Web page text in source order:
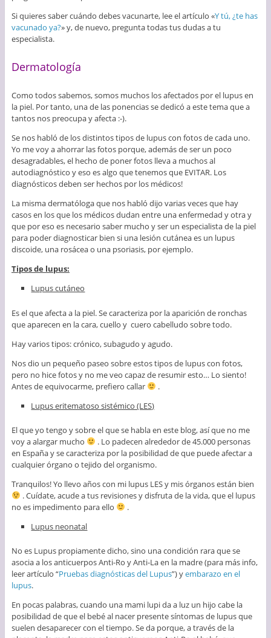
Si quieres saber cuándo debes vacunarte, lee el artículo «Y tú, ¿te has
vacunado ya?» y, de nuevo, pregunta todas tus dudas a tu
especialista.
Dermatología
Como todos sabemos, somos muchos los afectados por el lupus en
la piel. Por tanto, una de las ponencias se dedicó a este tema que a
tantos nos preocupa y afecta :-).
Se nos habló de los distintos tipos de lupus con fotos de cada uno.
Yo me voy a ahorrar las fotos porque, además de ser un poco
desagradables, el hecho de poner fotos lleva a muchos al
autodiagnóstico y eso es algo que tenemos que EVITAR. Los
diagnósticos deben ser hechos por los médicos!
La misma dermatóloga que nos habló dijo varias veces que hay
casos en los que los médicos dudan entre una enfermedad y otra y
que por eso es necesario saber mucho y ser un especialista de la piel
para poder diagnosticar bien si una lesión cutánea es un lupus
discoide, una rosácea o una psoriasis, por ejemplo.
Tipos de lupus:
Lupus cutáneo
Es el que afecta a la piel. Se caracteriza por la aparición de ronchas
que aparecen en la cara, cuello y cuero cabelludo sobre todo.
Hay varios tipos: crónico, subagudo y agudo.
Nos dio un pequeño paseo sobre estos tipos de lupus con fotos,
pero no hice fotos y no me veo capaz de resumir esto… Lo siento!
Antes de equivocarme, prefiero callar
.
Lupus eritematoso sistémico (LES)
El que yo tengo y sobre el que se habla en este blog, así que no me
voy a alargar mucho
. Lo padecen alrededor de 45.000 personas
en España y se caracteriza por la posibilidad de que puede afectar a
cualquier órgano o tejido del organismo.
Tranquilos! Yo llevo años con mi lupus LES y mis órganos están bien
. Cuídate, acude a tus revisiones y disfruta de la vida, que el lupus
no es impedimento para ello
.
Lupus neonatal
No es Lupus propiamente dicho, sino una condición rara que se
asocia a los anticuerpos Anti-Ro y Anti-La en la madre (para más info,
leer artículo “Pruebas diagnósticas del Lupus”) yembarazo en el
lupus.
En pocas palabras, cuando una mami lupi da a luz un hijo cabe la
posibilidad de que el bebé al nacer presente síntomas de lupus que
suelen desaparecer con el tiempo. Se da porque, a través de la